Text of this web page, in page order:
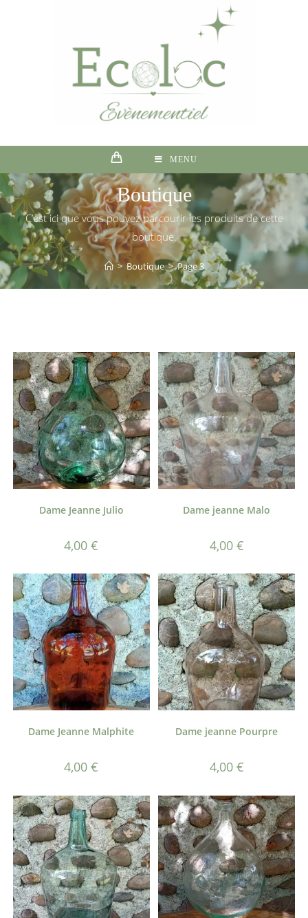
MENU
Boutique
C’est ici que vous pouvez parcourir les produits de cette
boutique.
> Boutique > Page 3
Dame Jeanne Julio
4,00€
Dame jeanne Malo
4,00 €
Dame Jeanne Malphite
4,00€
Dame jeanne Pourpre
4,00 €